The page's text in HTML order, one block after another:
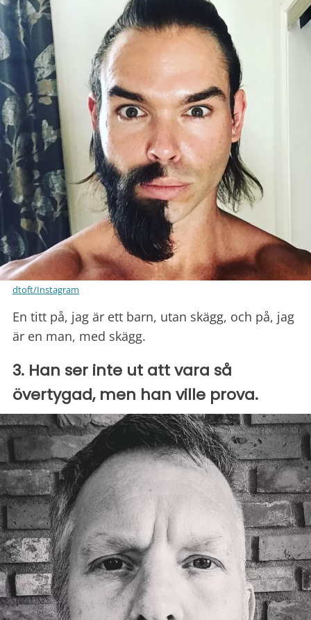
dtoft/Instagram
En titt på, jag är ett barn, utan skägg, och på, jag
är en man, med skägg.
3. Han ser inte ut att vara så
övertygad, men han ville prova.